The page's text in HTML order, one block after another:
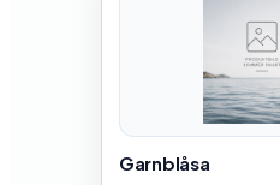
Garnblåsa